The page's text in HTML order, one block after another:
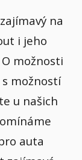
na
i jeho
O možnosti
s možností
u našich
auta